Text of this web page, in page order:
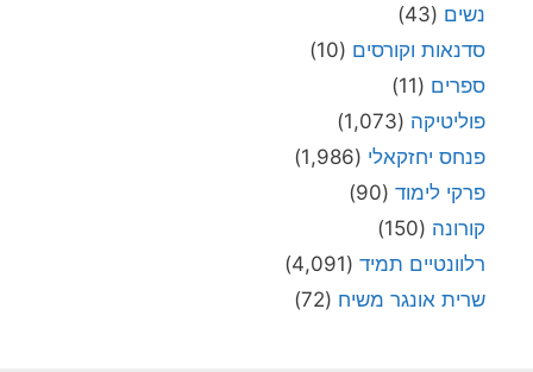
נשים (43)
סדנאות וקורסים (10)
ספרים (11)
פוליטיקה (1,073)
פנחס יחזקאלי (1,986)
פרקי לימוד (90)
קורונה (150)
רלוונטיים תמיד (4,091)
שרית אונגר משיח (72)